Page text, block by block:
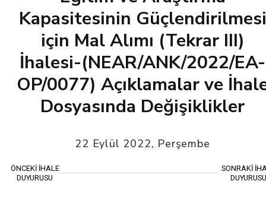
Kapasitesinin Güçlendirilmesi
için Mal Alımı (Tekrar III)
İhalesi-(NEAR/ANK/2022/EA-
OP/0077) Açıklamalar ve
Dosyasında Değişiklikler
22 Eylül 2022, Perşembe
ÖNCEKİ İHALE
DUYURUSU
SONRAKİ